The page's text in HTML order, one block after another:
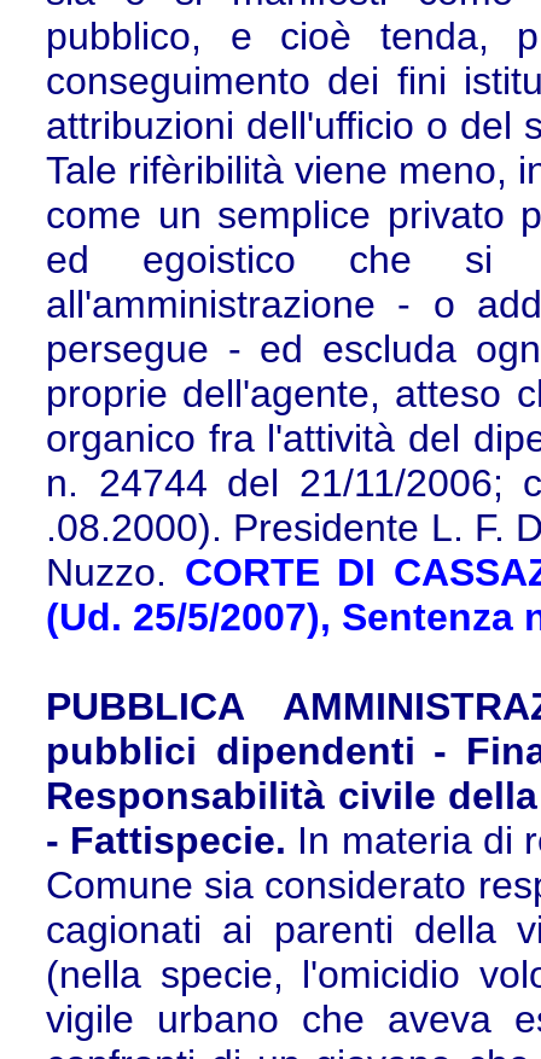
pubblico, e cioè tenda,
conseguimento dei fini
attribuzioni dell'ufficio o del
Tale rifèribilità viene meno,
come un semplice privato
ed egoistico che si
all'amministrazione - o
persegue - ed escluda
proprie dell'agente, atteso
organico fra l'attività del
n. 24744 del 21/11/2006;
.08.2000). Presidente L. F.
Nuzzo. CORTE DI
(Ud. 25/5/2007), Sentenza
PUBBLICA
pubblici dipendenti -
Responsabilità civile
- Fattispecie. In materia di
Comune sia considerato
cagionati ai parenti della
(nella specie, l'omicidio
vigile urbano che aveva